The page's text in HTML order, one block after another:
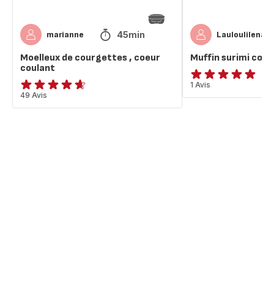
marianne 45min
Moelleux de courgettes , coeur
coulant
ratings.4.6
49 Avis
Lauloulilena
Muffin surimi
Avis
5
1 Avis